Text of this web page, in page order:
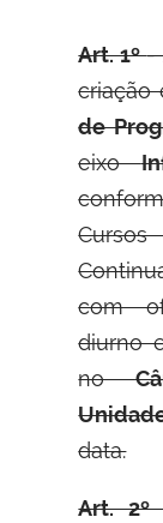
Art. 1º-
criação
de
eixo
com
diurno
no
data.
Art. 2º